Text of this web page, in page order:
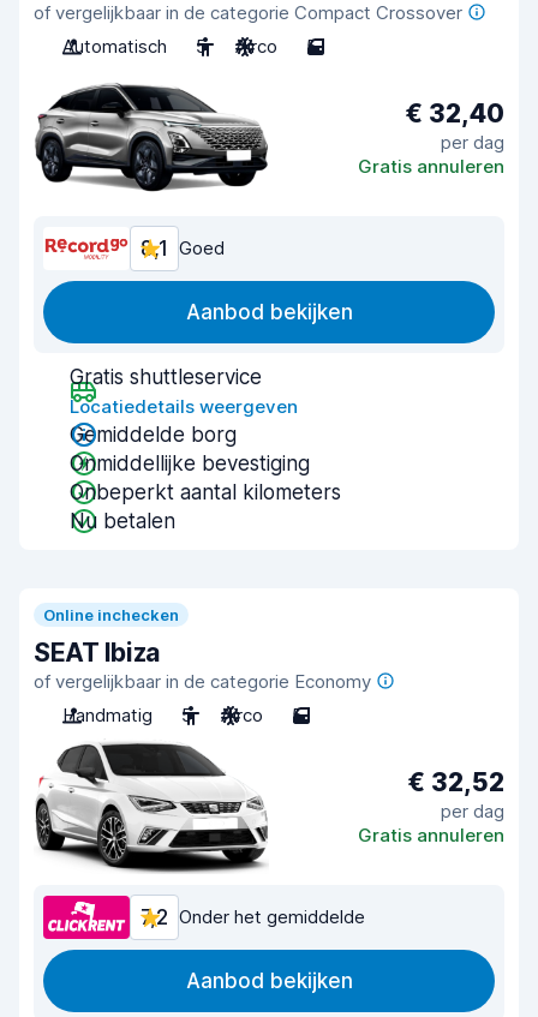
of vergelijkbaar in de categorie Compact Crossover
Automatisch
5 Airco 5
€ 32,40
per dag
Gratis annuleren
8,1 Goed
Aanbod bekijken
Gratis shuttleservice
Locatiedetails weergeven
Gemiddelde borg
Onmiddellijke bevestiging
Onbeperkt aantal kilometers
Nu betalen
Online inchecken
SEAT Ibiza
of vergelijkbaar in de categorie Economy
Handmatig
5 Airco 5
€ 32,52
per dag
Gratis annuleren
7,2 Onder het gemiddelde
Aanbod bekijken